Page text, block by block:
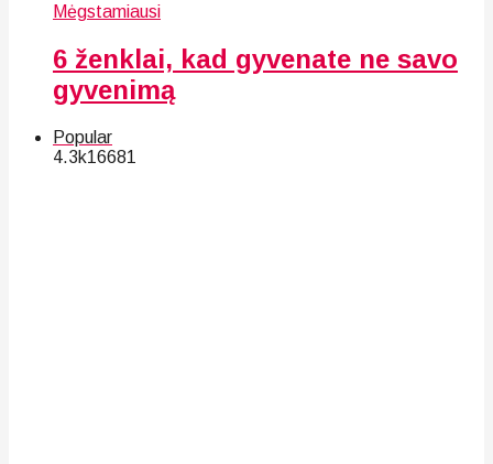
Mėgstamiausi
6 ženklai, kad gyvenate ne savo
gyvenimą
Popular
4.3k16681